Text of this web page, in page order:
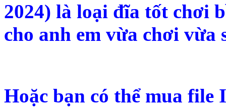
2024) là loại đĩa tốt chơi
cho anh em vừa chơi vừa
Hoặc bạn có thể mua